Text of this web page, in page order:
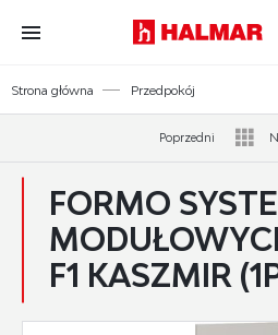
Przejdź do treści.
Przejdź do menu.
Przejdź do wyszukiwarki.
Strona główna Przedpokój
Poprzedni
FORMO
F1 KASZMIR